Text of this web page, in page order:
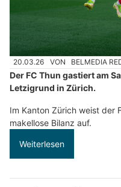
20.03.26 VON BELMEDIA
Der FC Thun gastiert am
Letzigrund in Zürich.
Im Kanton Zürich weist der
makellose Bilanz auf.
Weiterlesen